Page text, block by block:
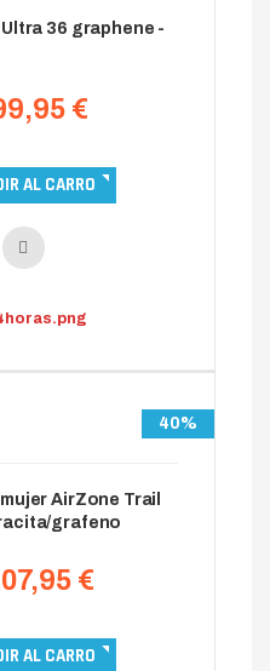
36 graphene -
€
40%
AirZone Trail
grafeno
€